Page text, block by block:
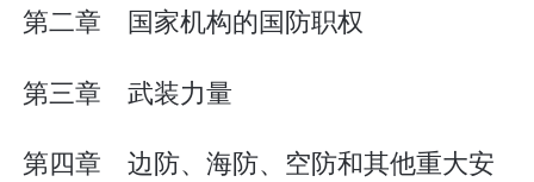
第二章 国家机构的国防职权
第三章 武装力量
第四章 边防、海防、空防和其他重大安